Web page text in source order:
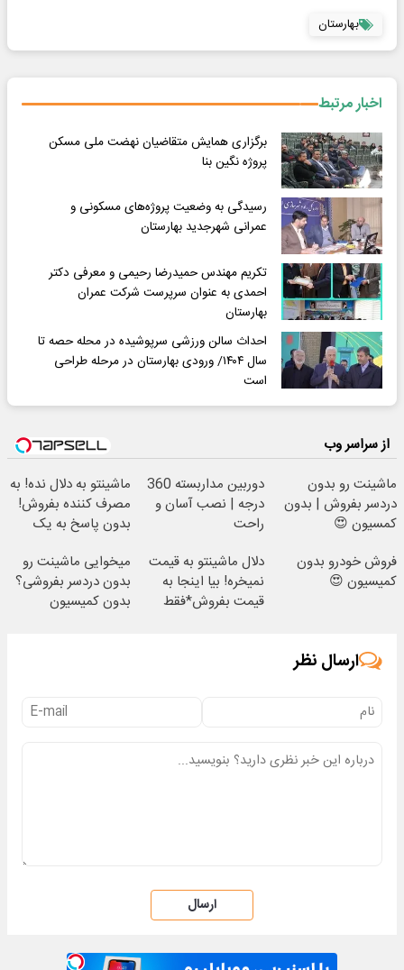
بهارستان
اخبار مرتبط
برگزاری همایش متقاضیان نهضت ملی مسکن
پروژه نگین بنا
رسیدگی به وضعیت پروژه‌های مسکونی و
عمرانی شهرجدید بهارستان
تکریم مهندس حمیدرضا رحیمی و معرفی دکتر
احمدی به عنوان سرپرست شرکت عمران
بهارستان
احداث سالن ورزشی سرپوشیده در محله حصه تا
سال ۱۴۰۴/ ورودی بهارستان در مرحله طراحی
است
از سراسر وب
ماشینت رو بدون
دردسر بفروش | بدون
کمسیون 😍
دوربین مداربسته 360
درجه | نصب آسان و
راحت
ماشینتو به دلال نده! به
مصرف کننده بفروش!
بدون پاسخ به یک
فروش خودرو بدون
کمیسیون 😍
دلال ماشینتو به قیمت
نمیخره! بیا اینجا به
قیمت بفروش*فقط
میخوایی ماشینت رو
بدون دردسر بفروشی؟
بدون کمیسیون
ارسال نظر
ارسال